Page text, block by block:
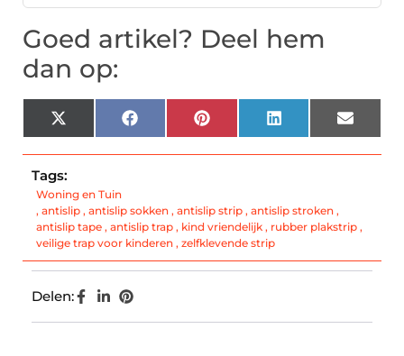
Goed artikel? Deel hem
dan op:
X
(Twitter)
Facebook Pinterest LinkedIn Email
Tags:
Woning en Tuin
, antislip , antislip sokken , antislip strip , antislip stroken ,
antislip tape , antislip trap , kind vriendelijk , rubber plakstrip ,
veilige trap voor kinderen , zelfklevende strip
Delen: